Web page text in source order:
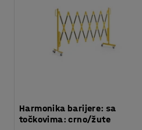
Harmonika barijere: sa
točkovima: crno/žute